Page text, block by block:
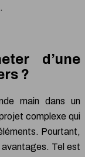
d’une
?
main dans un
complexe qui
Pourtant,
Tel est